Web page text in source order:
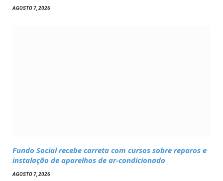
AGOSTO 7, 2026
Fundo Social recebe carreta com cursos sobre reparos e
instalação de aparelhos de ar-condicionado
AGOSTO 7, 2026